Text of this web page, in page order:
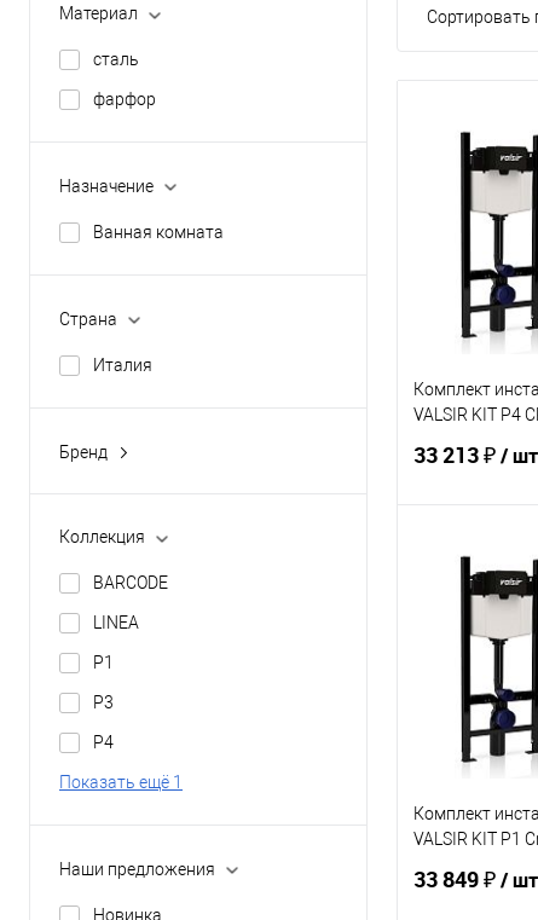
Материал
сталь
фарфор
Назначение
Ванная комната
Страна
Италия
Бренд
Коллекция
BARCODE
LINEA
P1
P3
P4
Показать ещё 1
Наши предложения
Новинка
Сортировать
Комплект
VALSIR KIT P4
33 213 ₽/ шт
Комплект
VALSIR KIT P1
33 849 ₽/ шт